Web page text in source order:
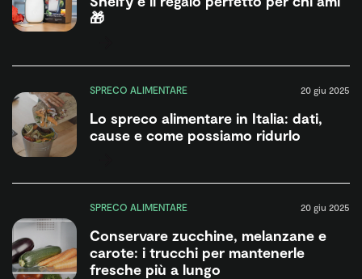
🎁
SPRECO ALIMENTARE 20 giu 2025
Lo spreco alimentare in Italia: dati,
cause e come possiamo ridurlo
SPRECO ALIMENTARE 20 giu 2025
Conservare zucchine, melanzane e
carote: i trucchi per mantenerle
fresche più a lungo